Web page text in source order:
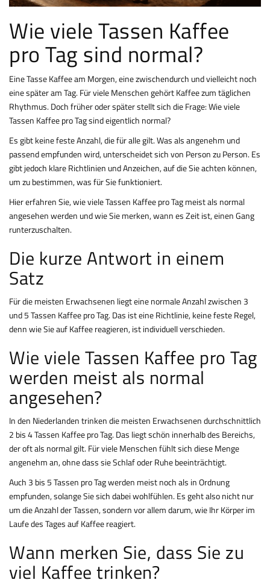
Wie viele Tassen Kaffee
pro Tag sind normal?
Eine Tasse Kaffee am Morgen, eine zwischendurch und vielleicht noch
eine später am Tag. Für viele Menschen gehört Kaffee zum täglichen
Rhythmus. Doch früher oder später stellt sich die Frage: Wie viele
Tassen Kaffee pro Tag sind eigentlich normal?
Es gibt keine feste Anzahl, die für alle gilt. Was als angenehm und
passend empfunden wird, unterscheidet sich von Person zu Person. Es
gibt jedoch klare Richtlinien und Anzeichen, auf die Sie achten können,
um zu bestimmen, was für Sie funktioniert.
Hier erfahren Sie, wie viele Tassen Kaffee pro Tag meist als normal
angesehen werden und wie Sie merken, wann es Zeit ist, einen Gang
runterzuschalten.
Die kurze Antwort in einem
Satz
Für die meisten Erwachsenen liegt eine normale Anzahl zwischen 3
und 5 Tassen Kaffee pro Tag. Das ist eine Richtlinie, keine feste Regel,
denn wie Sie auf Kaffee reagieren, ist individuell verschieden.
Wie viele Tassen Kaffee pro Tag
werden meist als normal
angesehen?
In den Niederlanden trinken die meisten Erwachsenen durchschnittlich
2 bis 4 Tassen Kaffee pro Tag. Das liegt schön innerhalb des Bereichs,
der oft als normal gilt. Für viele Menschen fühlt sich diese Menge
angenehm an, ohne dass sie Schlaf oder Ruhe beeinträchtigt.
Auch 3 bis 5 Tassen pro Tag werden meist noch als in Ordnung
empfunden, solange Sie sich dabei wohlfühlen. Es geht also nicht nur
um die Anzahl der Tassen, sondern vor allem darum, wie Ihr Körper im
Laufe des Tages auf Kaffee reagiert.
Wann merken Sie, dass Sie zu
viel Kaffee trinken?